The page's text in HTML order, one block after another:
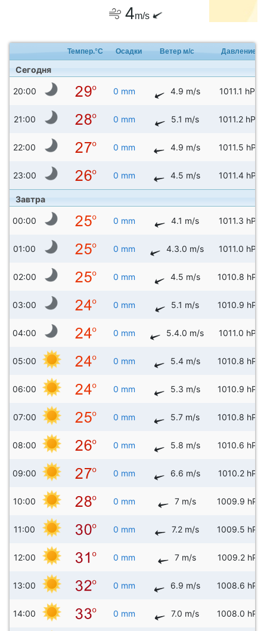
4m/s
Темпер.°C Осадки Ветер м/с Давление
Сегодня
20:00 0 mm 4.9 m/s 1011.1 hPa
21:00 0 mm 5.1 m/s 1011.2 hPa
22:00 0 mm 4.9 m/s 1011.5 hPa
23:00 0 mm 4.5 m/s 1011.4 hPa
Завтра
00:00 0 mm 4.1 m/s 1011.3 hPa
01:00 0 mm 4.3.0 m/s 1011.0 hPa
02:00 0 mm 4.5 m/s 1010.8 hPa
03:00 0 mm 5.1 m/s 1010.9 hPa
04:00 0 mm 5.4.0 m/s 1011.0 hPa
05:00 0 mm 5.4 m/s 1010.8 hPa
06:00 0 mm 5.3 m/s 1010.9 hPa
07:00 0 mm 5.7 m/s 1010.8 hPa
08:00 0 mm 5.8 m/s 1010.6 hPa
09:00 0 mm 6.6 m/s 1010.2 hPa
10:00 0 mm 7 m/s 1009.9 hPa
11:00 0 mm 7.2 m/s 1009.5 hPa
12:00 0 mm 7 m/s 1009.2 hPa
13:00 0 mm 6.9 m/s 1008.6 hPa
14:00 0 mm 7.0 m/s 1008.0 hPa